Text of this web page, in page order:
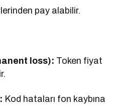
pay alabilir.
loss): Token fiyat
Kod hataları fon kaybına